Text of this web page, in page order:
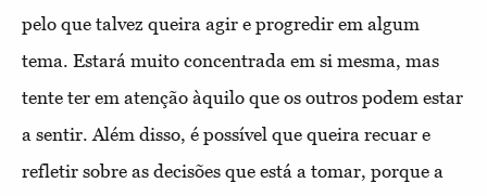
pelo que talvez queira agir e progredir em algum
tema. Estará muito concentrada em si mesma, mas
tente ter em atenção àquilo que os outros podem estar
a sentir. Além disso, é possível que queira recuar e
refletir sobre as decisões que está a tomar, porque a